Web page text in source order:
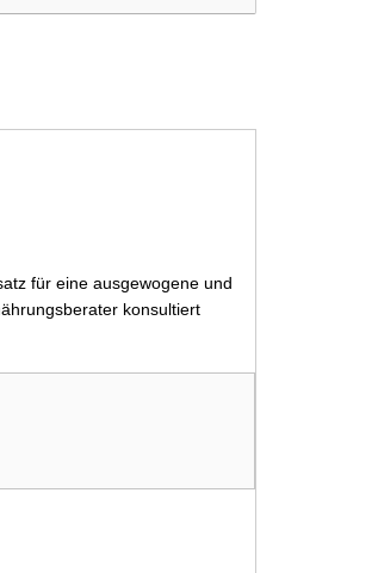
für eine ausgewogene und
konsultiert